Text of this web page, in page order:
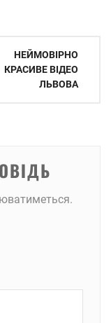
НЕЙМОВІРНО
КРАСИВЕ ВІДЕО
ЛЬВОВА